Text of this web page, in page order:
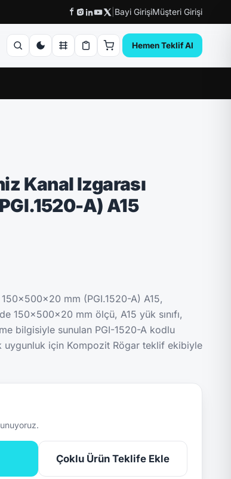
Bayi GirişiMüşteri Girişi
Hemen Teklif Al
Kanal Izgarası
A) A15
mm (PGI.1520-A) A15,
150x500x20 mm ölçü, A15 yük sınıfı,
bilgisiyle sunulan PGI-1520-A kodlu
uygunluk için Kompozit Rögar teklif ekibiyle
Çoklu Ürün Teklife Ekle